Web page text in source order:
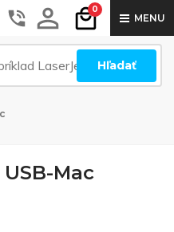
0
MENU
Hľadať
Mac